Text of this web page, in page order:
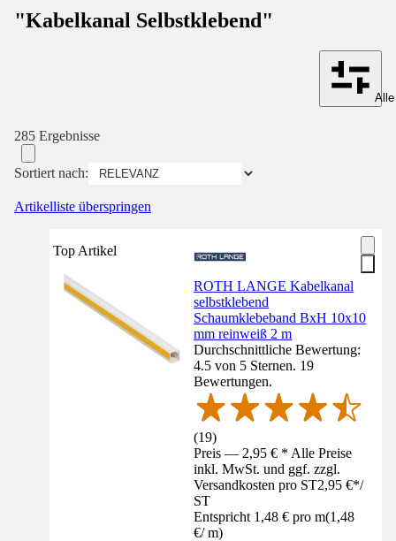
"Kabelkanal Selbstklebend"
285 Ergebnisse
Sortiert nach:
Artikelliste überspringen
Top Artikel
ROTH LANGE Kabelkanal
selbstklebend
Schaumklebeband BxH 10x10
mm reinweiß 2 m
Durchschnittliche Bewertung:
4.5 von 5 Sternen. 19
Bewertungen.
(19)
Preis — 2,95 € * Alle Preise
inkl. MwSt. und ggf. zzgl.
Versandkosten pro ST2,95 €*/
ST
Entspricht 1,48 € pro m(1,48
€/ m)